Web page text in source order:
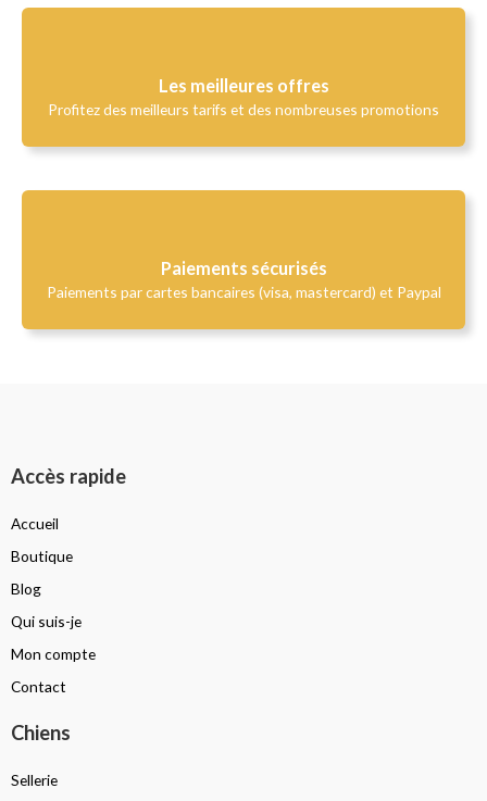
Les meilleures offres
Profitez des meilleurs tarifs et des nombreuses promotions
Paiements sécurisés
Paiements par cartes bancaires (visa, mastercard) et Paypal
Accès rapide
Accueil
Boutique
Blog
Qui suis-je
Mon compte
Contact
Chiens
Sellerie